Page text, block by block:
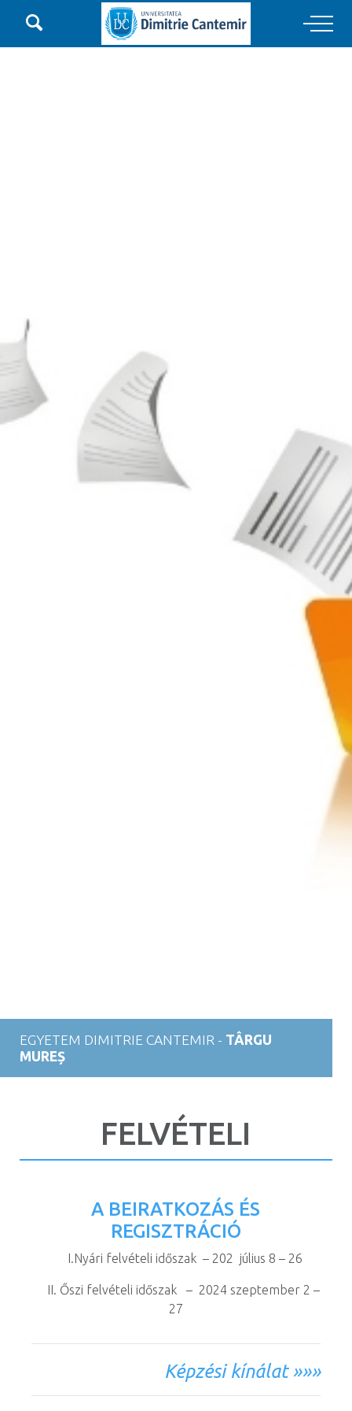

Main Navigation
EGYETEM DIMITRIE CANTEMIR - TÂRGU
MUREȘ
FELVÉTELI
A BEIRATKOZÁS ÉS
REGISZTRÁCIÓ
I.Nyári felvételi időszak – 202 július 8 – 26
II. Őszi felvételi időszak – 2024 szeptember 2 –
27
Képzési kínálat »»»